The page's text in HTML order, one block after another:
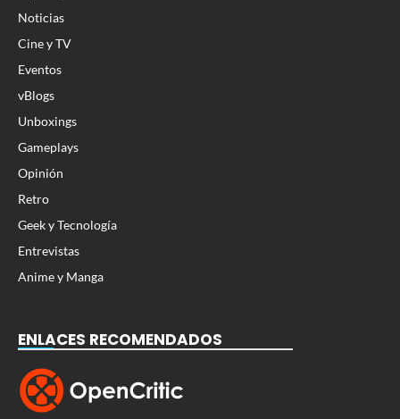
Noticias
Cine y TV
Eventos
vBlogs
Unboxings
Gameplays
Opinión
Retro
Geek y Tecnología
Entrevistas
Anime y Manga
ENLACES RECOMENDADOS